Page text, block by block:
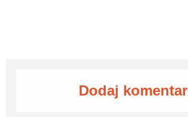
Dodaj komentar